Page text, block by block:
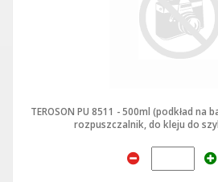
TEROSON PU 8511 - 500ml (podkład na
rozpuszczalnik, do kleju do